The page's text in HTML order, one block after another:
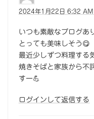
2024年1月22日 6:32 AM
いつも素敵なブログあ
とっても美味しそう😋
最近少しずつ料理する
焼きそばと家族から不
すー💪
ログインして返信する